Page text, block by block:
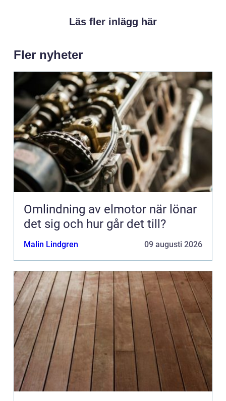
Läs fler inlägg här
Fler nyheter
Omlindning av elmotor när lönar
det sig och hur går det till?
Malin Lindgren 09 augusti 2026